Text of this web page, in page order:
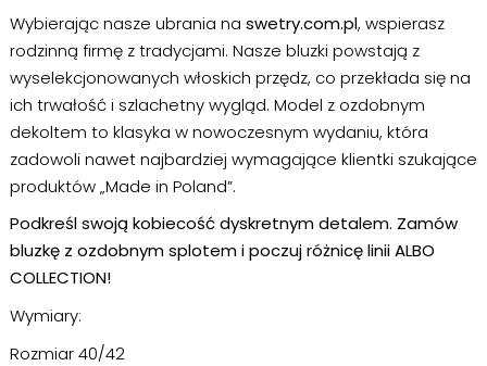
Wybierając nasze ubrania na swetry.com.pl, wspierasz
rodzinną firmę z tradycjami. Nasze bluzki powstają z
wyselekcjonowanych włoskich przędz, co przekłada się na
ich trwałość i szlachetny wygląd. Model z ozdobnym
dekoltem to klasyka w nowoczesnym wydaniu, która
zadowoli nawet najbardziej wymagające klientki szukające
produktów „Made in Poland”.
Podkreśl swoją kobiecość dyskretnym detalem. Zamów
bluzkę z ozdobnym splotem i poczuj różnicę linii ALBO
COLLECTION!
Wymiary:
Rozmiar 40/42